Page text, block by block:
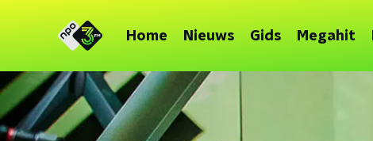
Home Nieuws Gids Megahit